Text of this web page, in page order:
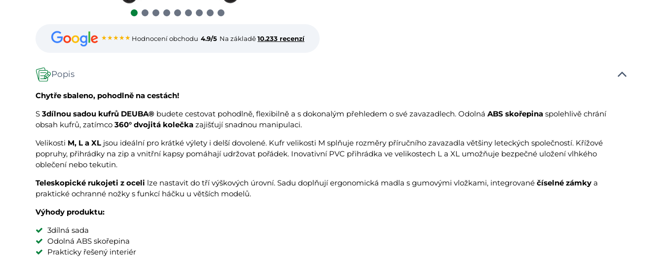
★★★★★ Hodnocení obchodu 4.9/5 Na základě10.233 recenzí
Popis
Chytře sbaleno, pohodlně na cestách!
S 3dílnou sadou kufrů DEUBA® budete cestovat pohodlně, flexibilně a s dokonalým přehledem o své zavazadlech. Odolná ABS skořepina spolehlivě chrání
obsah kufrů, zatímco 360° dvojitá kolečka zajišťují snadnou manipulaci.
Velikosti M, L a XL jsou ideální pro krátké výlety i delší dovolené. Kufr velikosti M splňuje rozměry příručního zavazadla většiny leteckých společností. Křížové
popruhy, přihrádky na zip a vnitřní kapsy pomáhají udržovat pořádek. Inovativní PVC přihrádka ve velikostech L a XL umožňuje bezpečné uložení vlhkého
oblečení nebo tekutin.
Teleskopické rukojeti z oceli lze nastavit do tří výškových úrovní. Sadu doplňují ergonomická madla s gumovými vložkami, integrované číselné zámky a
praktické ochranné nožky s funkcí háčku u větších modelů.
Výhody produktu:
3dílná sada
Odolná ABS skořepina
Prakticky řešený interiér